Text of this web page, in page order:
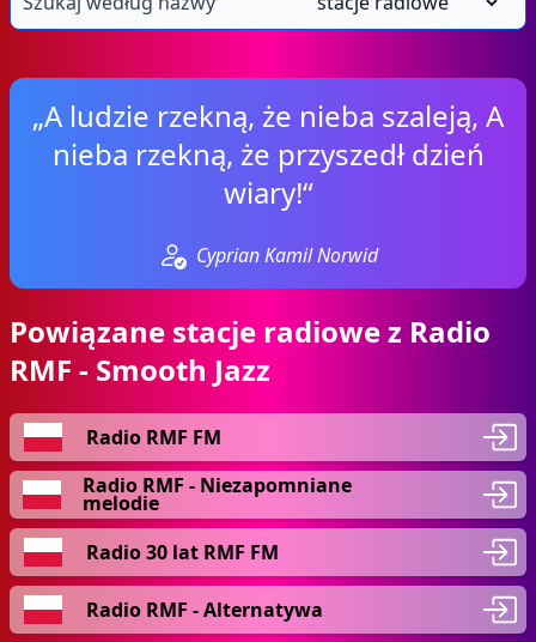
„A ludzie rzekną, że nieba szaleją, A
nieba rzekną, że przyszedł dzień
wiary!“
Cyprian Kamil Norwid
Powiązane stacje radiowe z Radio
RMF - Smooth Jazz
Radio RMF FM
Radio RMF - Niezapomniane
melodie
Radio 30 lat RMF FM
Radio RMF - Alternatywa